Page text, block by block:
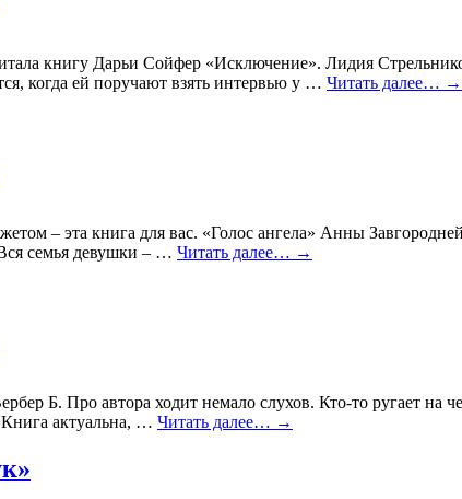
книгу Дарьи Сойфер «Исключение». Лидия
когда ей поручают взять интервью у … Читать далее… →
– эта книга для вас. «Голос ангела» Анны
семья девушки – … Читать далее… →
Б. Про автора ходит немало слухов. Кто-то ругает на
актуальна, … Читать далее… →